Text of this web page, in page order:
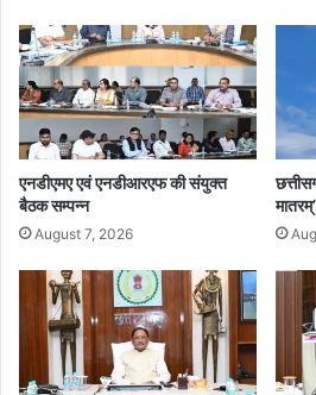
पु
रु
ष
आ
ग
ग
ठ
न
स
भी
प
द
म
म
ता
स
एनडीएमए एवं एनडीआरएफ की संयुक्त
बैठक सम्पन्न
August 7, 2026